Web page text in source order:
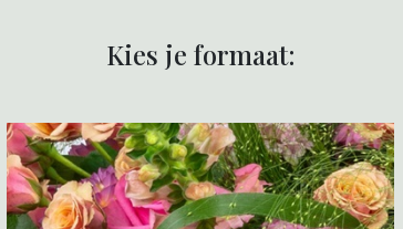
Kies je formaat: